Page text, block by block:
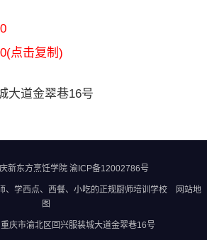
(点击复制)
大道金翠巷16号
新东方烹饪学院 渝ICP备12002786号
、学西点、西餐、小吃的正规厨师培训学校
网站地
图
庆市渝北区回兴服装城大道金翠巷16号